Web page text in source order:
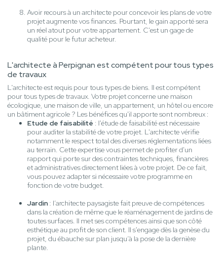
Avoir recours à un architecte pour concevoir les plans de votre
projet augmente vos finances. Pourtant, le gain apporté sera
un réel atout pour votre appartement. C'est un gage de
qualité pour le futur acheteur.
L'architecte à Perpignan est compétent pour tous types
de travaux
L'architecte est requis pour tous types de biens. Il est compétent
pour tous types de travaux. Votre projet concerne une maison
écologique, une maison de ville, un appartement, un hôtel ou encore
un bâtiment agricole ? Les bénéfices qu'il apporte sont nombreux :
Etude de faisabilité : l'étude de faisabilité est nécessaire
pour auditer la stabilité de votre projet. L'architecte vérifie
notamment le respect total des diverses réglementations liées
au terrain. Cette expertise vous permet de profiter d'un
rapport qui porte sur des contraintes techniques, financières
et administratives directement liées à votre projet. De ce fait,
vous pouvez adapter si nécessaire votre programme en
fonction de votre budget.
Jardin : l’architecte paysagiste fait preuve de compétences
dans la création de même que le réaménagement de jardins de
toutes surfaces. Il met ses compétences ainsi que son côté
esthétique au profit de son client. Il s'engage dès la genèse du
projet, du ébauche sur plan jusqu’à la pose de la dernière
plante.